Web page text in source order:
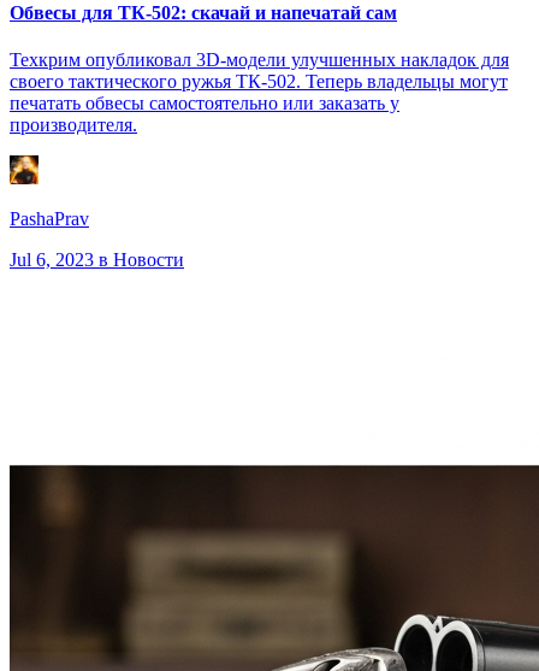
Обвесы для ТК-502: скачай и напечатай сам
Техкрим опубликовал 3D-модели улучшенных накладок для
своего тактического ружья ТК-502. Теперь владельцы могут
печатать обвесы самостоятельно или заказать у
производителя.
PashaPrav
Jul 6, 2023 в Новости